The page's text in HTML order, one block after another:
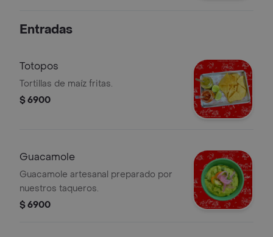
Entradas
Totopos
Tortillas de maíz fritas.
$ 6900
Guacamole
Guacamole artesanal preparado por
nuestros taqueros.
$ 6900